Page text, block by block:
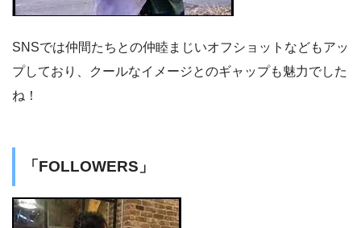
SNSでは仲間たちとの仲睦まじいオフショットなどもアッ
プしており、クールなイメージとのギャップも魅力でした
ね！
「FOLLOWERS」